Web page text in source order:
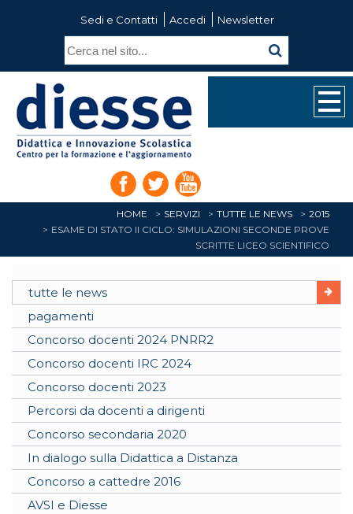
Sedi e Contatti Accedi Newsletter
HOME SERVIZI TUTTE LE NEWS
2015
ESAME DI STATO II CICLO: SIMULAZIONI SECONDE PROVE
SCRITTE LICEO SCIENTIFICO
tutte le news
pagamenti
Concorso docenti 2024 PNRR2
Concorso docenti IRC 2024
Concorso docenti 2023
Percorsi da docenti a dirigenti
Concorso secondaria 2020
In dialogo sulla Didattica a Distanza
Concorso a cattedre 2016
AVSI e Diesse